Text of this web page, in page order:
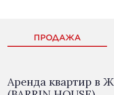
ПРОДАЖА
Аренда квартир